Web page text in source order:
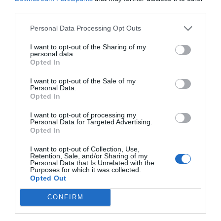
Personal Data Processing Opt Outs
I want to opt-out of the Sharing of my
personal data.
Opted In
I want to opt-out of the Sale of my
Personal Data.
Opted In
I want to opt-out of processing my
Personal Data for Targeted Advertising.
Opted In
I want to opt-out of Collection, Use,
Retention, Sale, and/or Sharing of my
Personal Data that Is Unrelated with the
Purposes for which it was collected.
Opted Out
CONFIRM
sido la verdadera columna vertebral de esta ciudad",
explicaCiriaco Clemente, gerente de Veolia en
Benidorm, quien remarca que "hemos logrado una
eficiencia técnica inmejorable protegiendo nuestro
adelante y anticiparnos a las necesidades de las
próximas décadas".
El gran reto del futuro: adaptación climática
Lejos de la autocomplacencia, Veolia y el consistorio
ya despliegan una hoja de ruta centrada en la
resiliencia integral. Los modelos científicos alertan de
que las sequías serán cada vez más severas y
duraderas, mientras que los episodios de lluvias
torrenciales y lasDANAs han aumentado un 15%